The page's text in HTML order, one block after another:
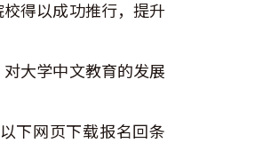
得以成功推行，提升
大学中文教育的发展
下网页下载报名回条